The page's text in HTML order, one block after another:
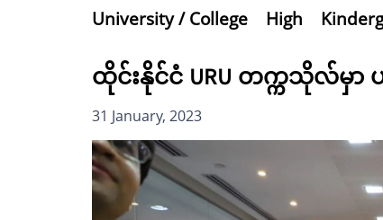
University / College High
ထိုင်းနိုင်ငံ URU တက္ကသိုလ်မှ
31 January, 2023